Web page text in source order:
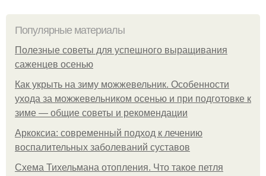
Популярные материалы
Полезные советы для успешного выращивания
саженцев осенью
Как укрыть на зиму можжевельник. Особенности
ухода за можжевельником осенью и при подготовке к
зиме — общие советы и рекомендации
Аркоксиа: современный подход к лечению
воспалительных заболеваний суставов
Схема Тихельмана отопления. Что такое петля